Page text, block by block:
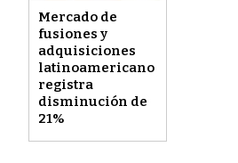
Mercado de
fusiones y
adquisiciones
latinoamericano
registra
disminución de
21%